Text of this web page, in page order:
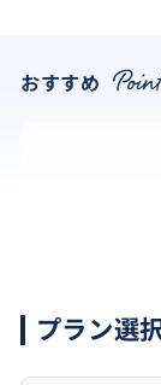
おすすめ
プラン選